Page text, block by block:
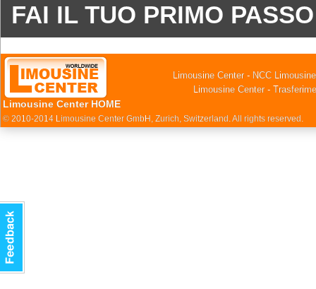
FAI IL TUO PRIMO PASSO
Limousine Center HOME
Limousine Center - NCC
Limousine Center -
© 2010-2014 Limousine Center GmbH, Zurich, Switzerland. All rights reserved.